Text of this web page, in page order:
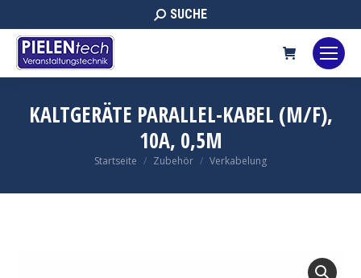
Search:
SUCHE
KALTGERÄTE PARALLEL-KABEL (M/F),
10A, 0,5M
Sie befinden sich hier:
Startseite Zubehör Verkabelung